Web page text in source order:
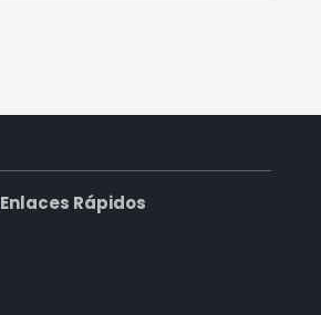
Enlaces Rápidos